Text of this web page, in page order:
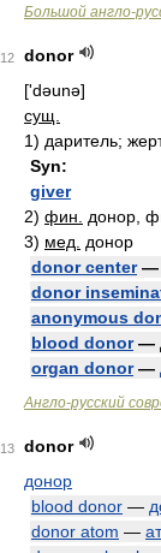
Большой англо-
12
donor
['dəunə]
сущ.
1) даритель;
Syn:
giver
2) фин.
донор,
3) мед.
донор
donor center—
donor
anonymous
blood donor—
organ donor—
Англо-русский
13
donor
донор
blood donor —
donor atom —